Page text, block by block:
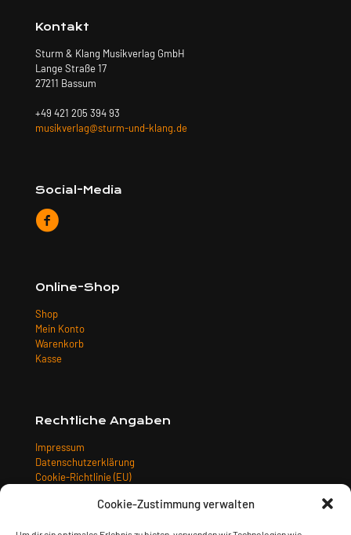
Cookie-Zustimmung verwalten
Kontakt
Sturm & Klang Musikverlag GmbH
Lange Straße 17
27211 Bassum
+49 421 205 394 93
musikverlag@sturm-und-klang.de
Social-Media
Online-Shop
Shop
Mein Konto
Warenkorb
Kasse
Rechtliche Angaben
Impressum
Datenschutzerklärung
Cookie-Richtlinie (EU)
Widerrufsbelehrung